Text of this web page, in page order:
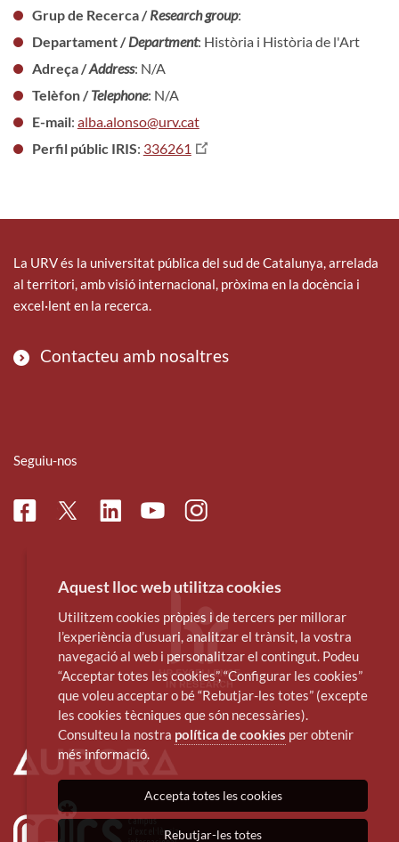
Grup de Recerca /Research group:
Departament /Department: Història i Història de l'Art
Adreça /Address: N/A
Telèfon /Telephone: N/A
E-mail: alba.alonso@urv.cat
Perfil públic IRIS: 336261
La URV és la universitat pública del sud de Catalunya, arrelada
al territori, amb visió internacional, pròxima en la docència i
excel·lent en la recerca.
Contacteu amb nosaltres
Seguiu-nos
FacebookTwitterLinkedinYoutubeInstagram
Aquest lloc web utilitza cookies
Utilitzem cookies pròpies i de tercers per millorar
l’experiència d’usuari, analitzar el trànsit, la vostra
navegació al web i personalitzar el contingut. Podeu
“Acceptar totes les cookies”, “Configurar les cookies”
que voleu acceptar o bé “Rebutjar-les totes” (excepte
les cookies tècniques que són necessàries).
Consulteu la nostra política de cookies per obtenir
més informació.
Accepta totes les cookies
Rebutjar-les totes